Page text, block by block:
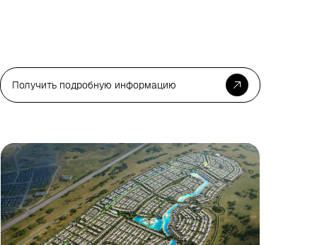
Получить подробную информацию